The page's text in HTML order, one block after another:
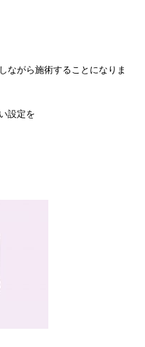
ながら施術することになりま
設定を